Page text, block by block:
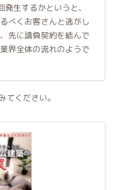
生するかというと、
べくお客さんと逃がし
先に請負契約を結んで
界全体の流れのようで
てください。